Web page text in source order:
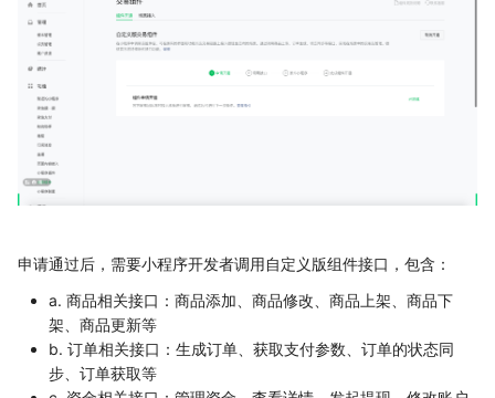
申请通过后，需要小程序开发者调用自定义版组件接口，包含：
a. 商品相关接口：商品添加、商品修改、商品上架、商品下
架、商品更新等
b. 订单相关接口：生成订单、获取支付参数、订单的状态同
步、订单获取等